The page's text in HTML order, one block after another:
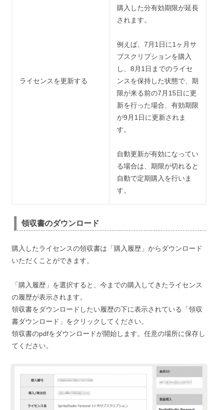
ライセンスを更新する
購入した分有効期限が延長
されます。
例えば、7月1日に1ヶ月サ
ブスクリプションを購入
し、8月1日までのライセ
ンスを保持した状態で、期
限が来る前の7月15日に更
新を行った場合、有効期限
が9月1日に更新されま
す。
自動更新が有効になってい
る場合は、期限が切れると
自動で定期購入を行いま
す。
領収書のダウンロード
購入したライセンスの領収書は「購入履歴」からダウンロード
いただくことができます。
「購入履歴」を選択すると、今までの購入してきたライセンス
の履歴が表示されます。
領収書をダウンロードしたい履歴の下に表示されている「領収
書ダウンロード」をクリックしてください。
領収書のpdfをダウンロードが開始します。任意の場所に保存し
てください。